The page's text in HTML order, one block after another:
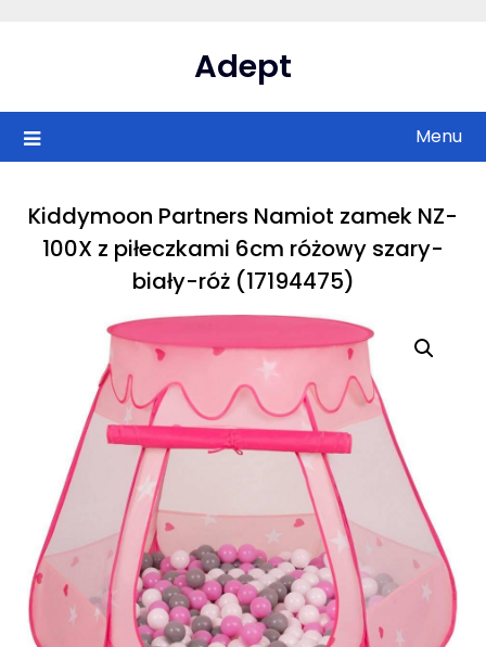
Adept
Menu
Kiddymoon Partners Namiot zamek NZ-
100X z piłeczkami 6cm różowy szary-
biały-róż (17194475)